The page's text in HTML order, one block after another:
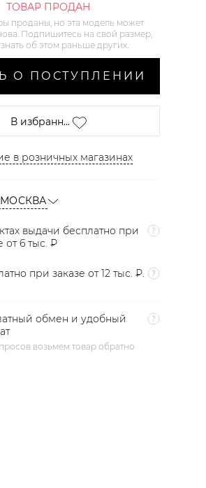
ТОВАР ПРОДАН
проданы, но эта модель может
Подпишитесь на свой размер,
об этом раньше других.
О ПОСТУПЛЕНИИ
В избранн...
в розничных магазинах
МОСКВА
выдачи бесплатно при
от 6 тыс. ₽
при заказе от 12 тыс. ₽.
обмен и удобный
возьмем товар обратно